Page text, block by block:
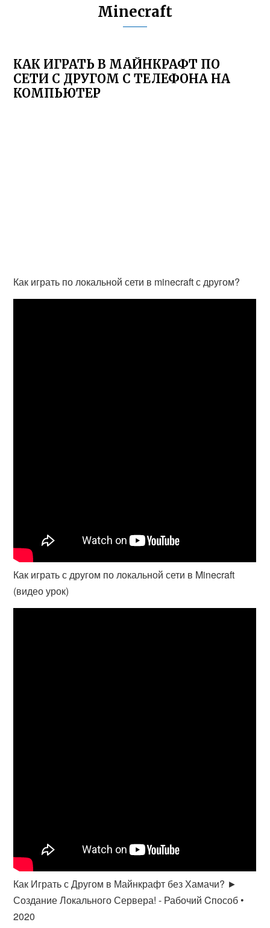
Minecraft
КАК ИГРАТЬ В МАЙНКРАФТ ПО
СЕТИ С ДРУГОМ С ТЕЛЕФОНА НА
КОМПЬЮТЕР
Как играть по локальной сети в minecraft с другом?
Как играть с другом по локальной сети в Minecraft
(видео урок)
Как Играть с Другом в Майнкрафт без Хамачи? ►
Создание Локального Сервера! - Рабочий Cпособ •
2020